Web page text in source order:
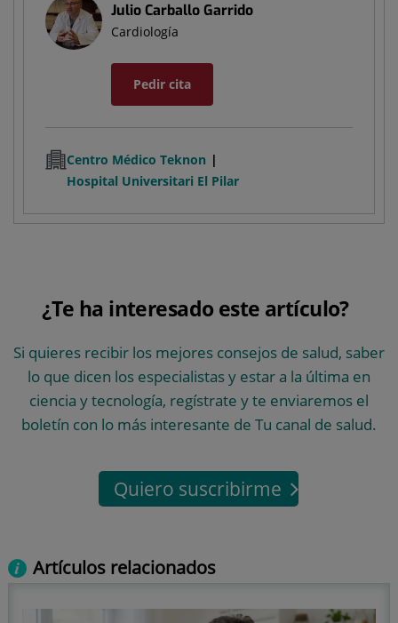
Julio Carballo Garrido
Cardiología
Pedir cita
Centro Médico Teknon
Hospital Universitari El Pilar
¿Te ha interesado este artículo?
Si quieres recibir los mejores consejos de salud, saber
lo que dicen los especialistas y estar a la última en
ciencia y tecnología, regístrate y te enviaremos el
boletín con lo más interesante de Tu canal de salud.
Quiero suscribirme
Artículos relacionados